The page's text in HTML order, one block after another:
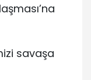
savaşa